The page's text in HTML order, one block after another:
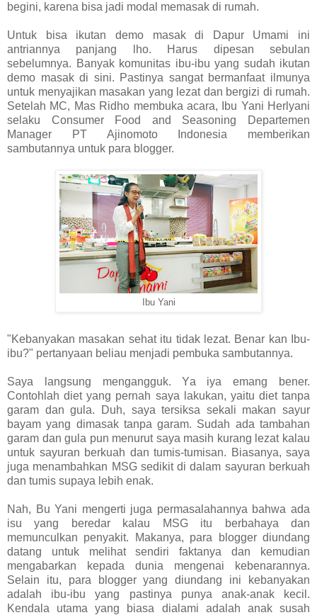
begini, karena bisa jadi modal memasak di rumah.
Untuk bisa ikutan demo masak di Dapur Umami ini
antriannya panjang lho. Harus dipesan sebulan
sebelumnya. Banyak komunitas ibu-ibu yang sudah ikutan
demo masak di sini. Pastinya sangat bermanfaat ilmunya
untuk menyajikan masakan yang lezat dan bergizi di rumah.
Setelah MC, Mas Ridho membuka acara, Ibu Yani Herlyani
selaku Consumer Food and Seasoning Departemen
Manager PT Ajinomoto Indonesia memberikan
sambutannya untuk para blogger.
Ibu Yani
"Kebanyakan masakan sehat itu tidak lezat. Benar kan Ibu-
ibu?" pertanyaan beliau menjadi pembuka sambutannya.
Saya langsung mengangguk. Ya iya emang bener.
Contohlah diet yang pernah saya lakukan, yaitu diet tanpa
garam dan gula. Duh, saya tersiksa sekali makan sayur
bayam yang dimasak tanpa garam. Sudah ada tambahan
garam dan gula pun menurut saya masih kurang lezat kalau
untuk sayuran berkuah dan tumis-tumisan. Biasanya, saya
juga menambahkan MSG sedikit di dalam sayuran berkuah
dan tumis supaya lebih enak.
Nah, Bu Yani mengerti juga permasalahannya bahwa ada
isu yang beredar kalau MSG itu berbahaya dan
memunculkan penyakit. Makanya, para blogger diundang
datang untuk melihat sendiri faktanya dan kemudian
mengabarkan kepada dunia mengenai kebenarannya.
Selain itu, para blogger yang diundang ini kebanyakan
adalah ibu-ibu yang pastinya punya anak-anak kecil.
Kendala utama yang biasa dialami adalah anak susah